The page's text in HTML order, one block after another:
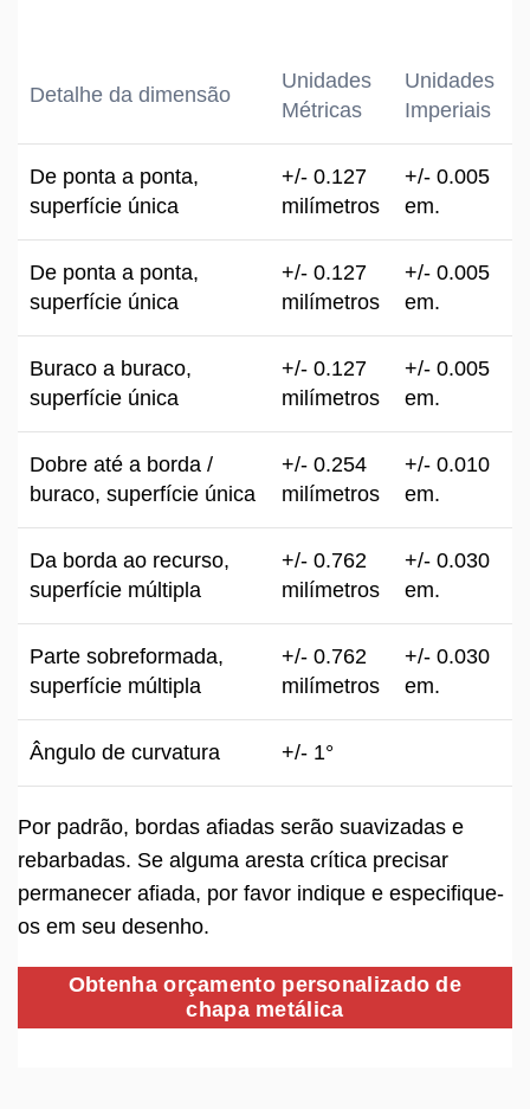
Detalhe da dimensão
Unidades
Métricas
Unidades
Imperiais
De ponta a ponta,
superfície única
+/- 0.127
milímetros
+/- 0.005
em.
De ponta a ponta,
superfície única
+/- 0.127
milímetros
+/- 0.005
em.
Buraco a buraco,
superfície única
+/- 0.127
milímetros
+/- 0.005
em.
Dobre até a borda /
buraco, superfície única
+/- 0.254
milímetros
+/- 0.010
em.
Da borda ao recurso,
superfície múltipla
+/- 0.762
milímetros
+/- 0.030
em.
Parte sobreformada,
superfície múltipla
+/- 0.762
milímetros
+/- 0.030
em.
Ângulo de curvatura +/- 1°
Por padrão, bordas afiadas serão suavizadas e
rebarbadas. Se alguma aresta crítica precisar
permanecer afiada, por favor indique e especifique-
os em seu desenho.
Obtenha orçamento personalizado de
chapa metálica